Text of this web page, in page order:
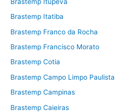
Brastemp Itatiba
Brastemp Franco da Rocha
Brastemp Francisco Morato
Brastemp Cotia
Brastemp Campo Limpo Paulista
Brastemp Campinas
Brastemp Caieiras